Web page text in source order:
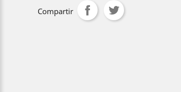
Compartir